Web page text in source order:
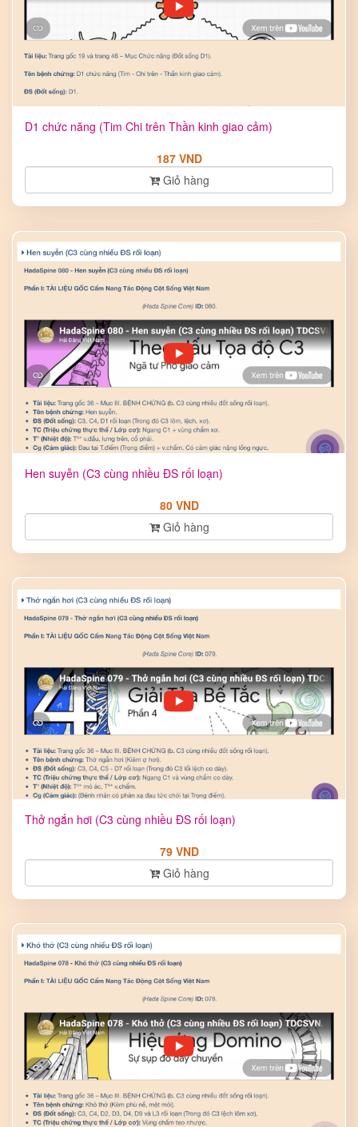
D1 chức năng (Tim Chi trên Thần kinh giao cảm)
187 VND
Giỏ hàng
Hen suyễn (C3 cùng nhiều ĐS rối loạn)
80 VND
Giỏ hàng
Thở ngắn hơi (C3 cùng nhiều ĐS rối loạn)
79 VND
Giỏ hàng